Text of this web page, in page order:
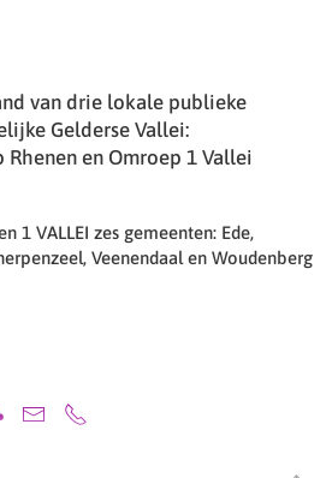
van drie lokale publieke
Gelderse Vallei:
Rhenen en Omroep 1 Vallei
1 VALLEI zes gemeenten: Ede,
Veenendaal en Woudenberg